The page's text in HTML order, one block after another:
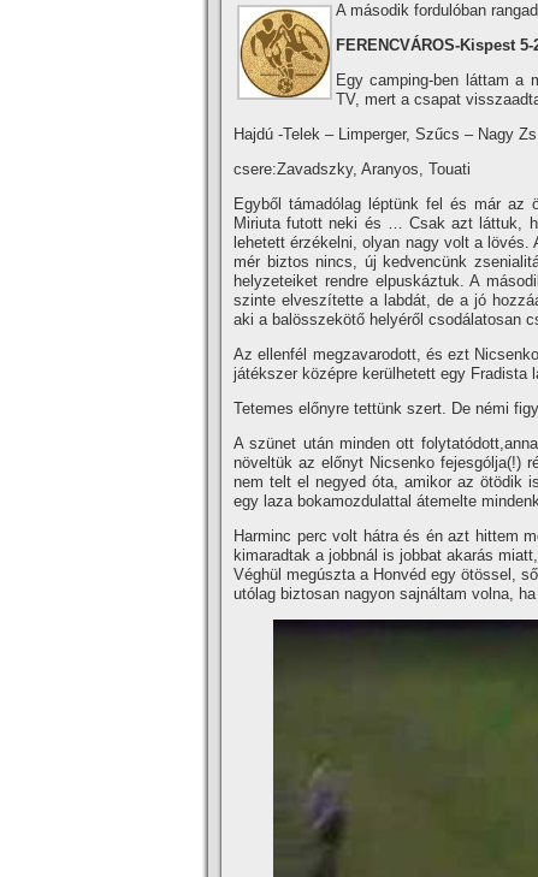
A második fordulóban
FERENCVÁROS-Kispest 5-
Egy camping-ben láttam a
TV, mert a csapat
Hajdú -Telek – Limperger, Szűcs – Nagy
csere:Zavadszky, Aranyos, Touati
Egyből támadólag léptünk fel és már az
Miriuta futott neki és … Csak azt láttuk,
lehetett érzékelni, olyan nagy volt a
mér biztos nincs, új kedvencünk
helyzeteiket rendre elpuskáztuk. A
szinte elveszí­tette a labdát, de a jó
aki a balösszekötő helyéről csodálatosan
Az ellenfél megzavarodott, és ezt
játékszer középre kerülhetett egy Fradista
Tetemes előnyre tettünk szert. De némi
A szünet után minden ott
növeltük az előnyt Nicsenko fejesgólja(!)
nem telt el negyed óta, amikor az ötödik
egy laza bokamozdulattal átemelte
Harminc perc volt hátra és én azt hittem
kimaradtak a jobbnál is jobbat akarás
Véghül megúszta a Honvéd egy ötössel,
utólag biztosan nagyon sajnáltam volna,